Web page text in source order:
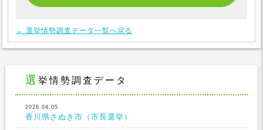
← 選挙情勢調査データ一覧へ戻る
選挙情勢調査データ
2026.04.05
香川県さぬき市（市長選挙）